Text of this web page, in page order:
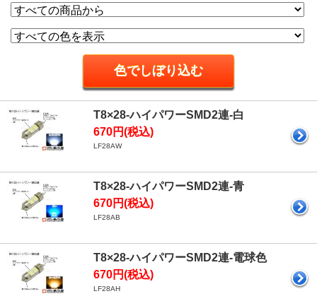
T8×28-ハイパワーSMD2連-白
670円(税込)
LF28AW
T8×28-ハイパワーSMD2連-青
670円(税込)
LF28AB
T8×28-ハイパワーSMD2連-電球色
670円(税込)
LF28AH